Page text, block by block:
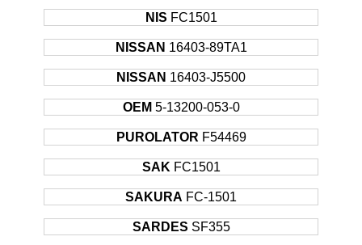
NIS FC1501
NISSAN 16403-89TA1
NISSAN 16403-J5500
OEM 5-13200-053-0
PUROLATOR F54469
SAK FC1501
SAKURA FC-1501
SARDES SF355